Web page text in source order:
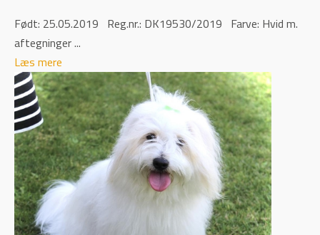
Født: 25.05.2019 Reg.nr.: DK19530/2019 Farve: Hvid m.
aftegninger ...
Læs mere